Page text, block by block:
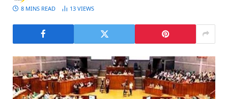
8 MINS READ
13 VIEWS